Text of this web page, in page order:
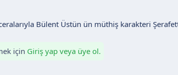
Bülent Üstün ün müthiş karakteri
için Giriş yap veya üye ol.